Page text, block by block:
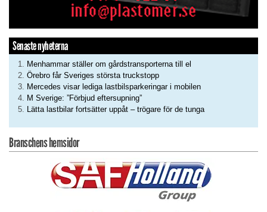
Senaste nyheterna
Menhammar ställer om gårdstransporterna till el
Örebro får Sveriges största truckstopp
Mercedes visar lediga lastbilsparkeringar i mobilen
M Sverige: ”Förbjud eftersupning”
Lätta lastbilar fortsätter uppåt – trögare för de tunga
Branschens hemsidor